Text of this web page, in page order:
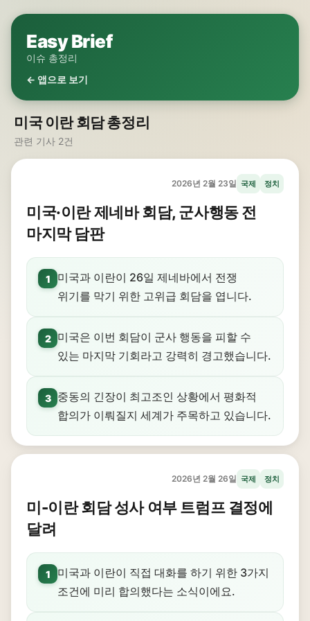
Easy Brief
이슈 총정리
← 앱으로 보기
미국 이란 회담 총정리
관련 기사 2건
2026년 2월 23일 국제 정치
미국·이란 제네바 회담, 군사행동 전
마지막 담판
1
미국과 이란이 26일 제네바에서 전쟁
위기를 막기 위한 고위급 회담을 엽니다.
2
미국은 이번 회담이 군사 행동을 피할 수
있는 마지막 기회라고 강력히 경고했습니다.
3
중동의 긴장이 최고조인 상황에서 평화적
합의가 이뤄질지 세계가 주목하고 있습니다.
2026년 2월 26일 국제 정치
미-이란 회담 성사 여부 트럼프 결정에
달려
1
미국과 이란이 직접 대화를 하기 위한 3가지
조건에 미리 합의했다는 소식이에요.